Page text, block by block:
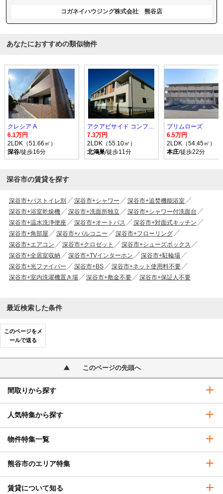
コガネイハウジング株式会社 熊谷店
あなたにおすすめの類似物件
クレシア A
6.1万円
2LDK（51.66㎡）
深谷/徒歩16分
アクアビサイド コンフォルト I
7.3万円
2LDK（55.10㎡）
北鴻巣/徒歩11分
プリムローズ
6.5万円
2LDK（54.45㎡）
本庄/徒歩22分
深谷市の賃貸を探す
深谷市+バストイレ別 深谷市+シャワー
深谷市+追焚機能浴室
深谷市+浴室乾燥機
深谷市+洗面所独立
深谷市+シャワー付洗面台
深谷市+温水洗浄便座
深谷市+オートバス
深谷市+対面式キッチン
深谷市+角部屋
深谷市+バルコニー
深谷市+フローリング
深谷市+エアコン
深谷市+クロゼット
深谷市+シューズボックス
深谷市+全居室収納
深谷市+TVインターホン
深谷市+駐輪場
深谷市+光ファイバー
深谷市+BS
深谷市+ネット使用料不要
深谷市+室内洗濯機置き場
深谷市+敷金不要 深谷市+保証人不要
最近検索した条件
このページをメ
ールで送る
このページの先頭へ
間取りから探す
人気特集から探す
物件特集一覧
熊谷市のエリア特集
賃貸について知る